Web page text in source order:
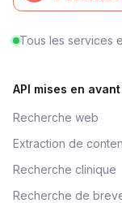
Tous les services
API mises en avant
Recherche web
Extraction de
Recherche clinique
Recherche de